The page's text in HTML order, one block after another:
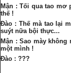
Mận : Tối qua tao mơ
thế !
Đào : Thế mà tao lại
suýt nữa bội thực...
Mận : Sao mày
một mình !
Đào : ???